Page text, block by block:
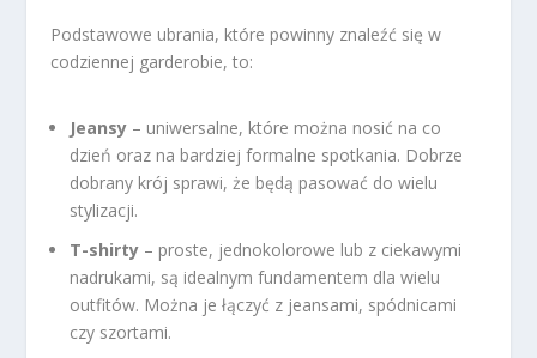
Podstawowe ubrania, które powinny znaleźć się w
codziennej garderobie, to:
Jeansy – uniwersalne, które można nosić na co
dzień oraz na bardziej formalne spotkania. Dobrze
dobrany krój sprawi, że będą pasować do wielu
stylizacji.
T-shirty – proste, jednokolorowe lub z ciekawymi
nadrukami, są idealnym fundamentem dla wielu
outfitów. Można je łączyć z jeansami, spódnicami
czy szortami.